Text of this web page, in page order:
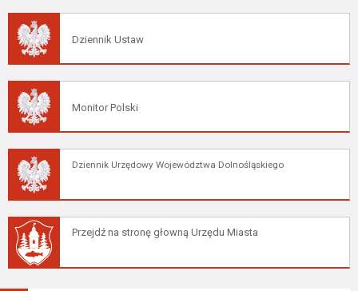
Dziennik Ustaw
Monitor Polski
Dziennik Urzędowy Województwa Dolnośląskiego
Przejdź na stronę głowną Urzędu Miasta